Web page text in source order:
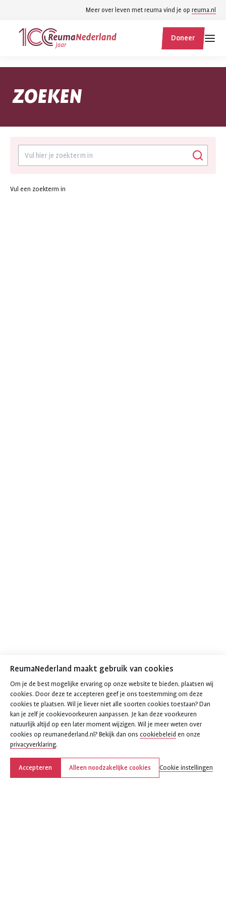
ReumaNederland maakt gebruik van cookies
Om je de best mogelijke ervaring op onze website te bieden, plaatsen wij
cookies. Door deze te accepteren geef je ons toestemming om deze
cookies te plaatsen. Wil je liever niet alle soorten cookies toestaan? Dan
kan je zelf je cookievoorkeuren aanpassen. Je kan deze voorkeuren
natuurlijk altijd op een later moment wijzigen. Wil je meer weten over
cookies op reumanederland.nl? Bekijk dan ons cookiebeleid en onze
privacyverklaring.
Accepteren Alleen noodzakelijke cookies Cookie instellingen
hoofdinhoud
footer
navigatie
Meer over leven met reuma vind je op reuma.nl
ReumaNederland
homepage
Doneer
ZOEKEN
Zoeken
Zoeken
Vul een zoekterm in